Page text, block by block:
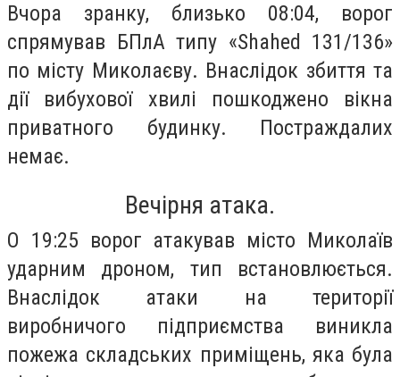
Вчора зранку, близько 08:04, ворог
спрямував БПлА типу «Shahed 131/136»
по місту Миколаєву. Внаслідок збиття та
дії вибухової хвилі пошкоджено вікна
приватного будинку. Постраждалих
немає.
Вечірня атака.
О 19:25 ворог атакував місто Миколаїв
ударним дроном, тип встановлюється.
Внаслідок атаки на території
виробничого підприємства виникла
пожежа складських приміщень, яка була